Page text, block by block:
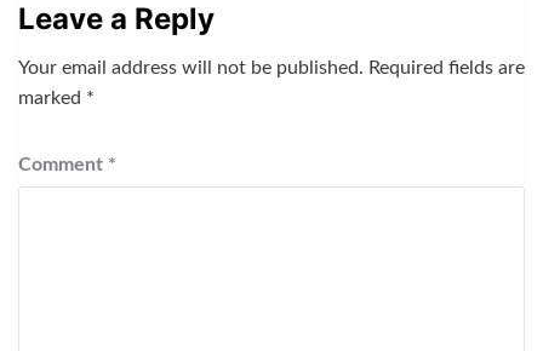
Leave a Reply
Your email address will not be published. Required fields are
marked *
Comment *